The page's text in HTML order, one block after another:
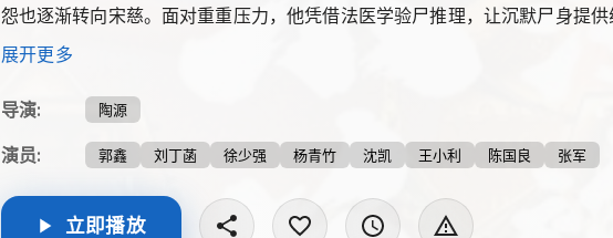
怨也逐渐转向宋慈。面对重重压力，他凭借法医学验尸推理，让沉默尸身提
背后的阴谋。
展开更多
导演: 陶源
演员: 郭鑫 刘丁菡 徐少强 杨青竹 沈凯 王小利 陈国良 张军
立即播放